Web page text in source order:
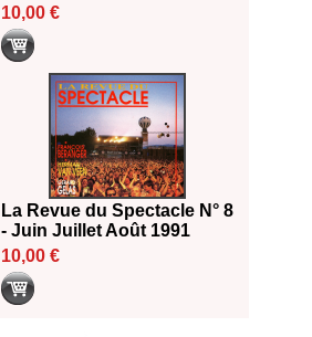
10,00 €
La Revue du Spectacle N° 8
- Juin Juillet Août 1991
10,00 €